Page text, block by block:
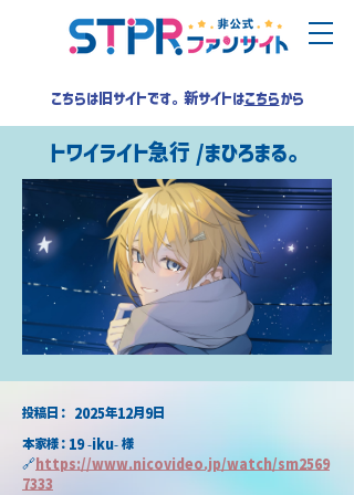
こちらは旧サイトです。新サイトはこちらから
トワイライト急行 /まひろまる。
2025年12月9日
​投稿日：
本家様：19 -iku- 様
🔗https://www.nicovideo.jp/watch/sm2569
7333